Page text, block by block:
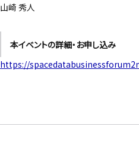
山崎 秀人
本イベントの詳細・お申し込み
https://